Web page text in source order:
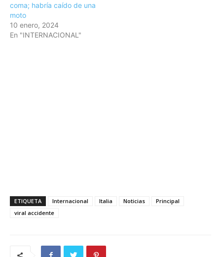
coma; habría caído de una
moto
10 enero, 2024
En "INTERNACIONAL"
ETIQUETA Internacional Italia Noticias
Principal
viral accidente